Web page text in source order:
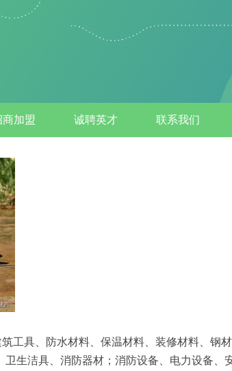
商加盟 诚聘英才 联系我们
工具、防水材料、保温材料、装修材料、钢材
生洁具、消防器材；消防设备、电力设备、